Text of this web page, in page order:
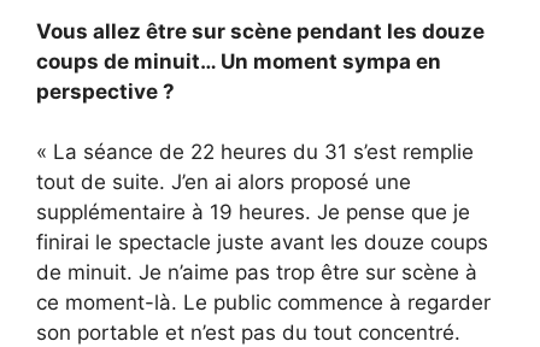
Vous allez être sur scène pendant les douze
coups de minuit… Un moment sympa en
perspective ?
« La séance de 22 heures du 31 s’est remplie
tout de suite. J’en ai alors proposé une
supplémentaire à 19 heures. Je pense que je
finirai le spectacle juste avant les douze coups
de minuit. Je n’aime pas trop être sur scène à
ce moment-là. Le public commence à regarder
son portable et n’est pas du tout concentré.